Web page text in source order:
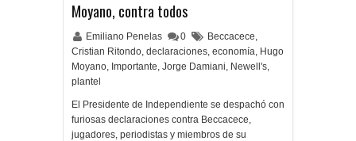
Moyano, contra todos
Emiliano Penelas 0 Beccacece,
Cristian Ritondo, declaraciones, economía, Hugo
Moyano, Importante, Jorge Damiani, Newell's,
plantel
El Presidente de Independiente se despachó con
furiosas declaraciones contra Beccacece,
jugadores, periodistas y miembros de su